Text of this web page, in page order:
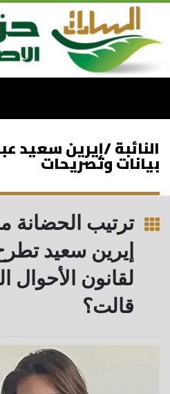
النائبة /إيرين سعيد
بيانات وتصريحات
ترتيب
إيرين سعيد
لقانون الأحوال
قالت؟